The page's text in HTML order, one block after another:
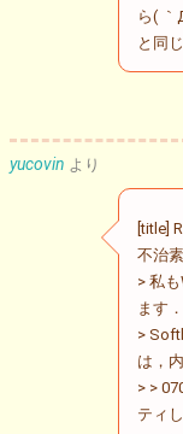
ら( ｀
と同
yucovin より
[title]
不治
> 私
ます．
>
は，
> >
ティ